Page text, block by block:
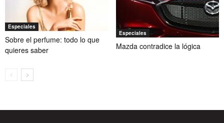
Especiales
Sobre el perfume: todo lo que
quieres saber
Especiales
Mazda contradice la lógica